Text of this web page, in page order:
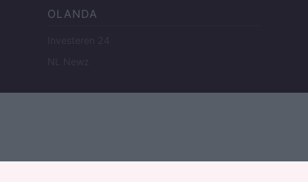
OLANDA
Investeren 24
NL Newz